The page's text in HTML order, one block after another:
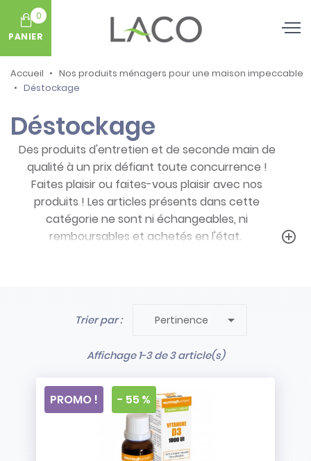
0
PANIER
Accueil
Nos produits ménagers pour une maison impeccable
Déstockage
Déstockage
Des produits d'entretien et de seconde main de
qualité à un prix défiant toute concurrence !
Faites plaisir ou faites-vous plaisir avec nos
produits ! Les articles présents dans cette
catégorie ne sont ni échangeables, ni
remboursables et achetés en l'état.
- Stock limité et non renouvelé
add_circle_outline
Trier par : Pertinence 
Affichage 1-3 de 3 article(s)
PROMO ! - 55 %